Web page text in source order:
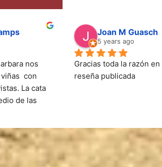
nos
con
La cata
de las
guías
, que
con gran
Joan M Guasch
5 years ago
Gracias toda la razón en
reseña publicada